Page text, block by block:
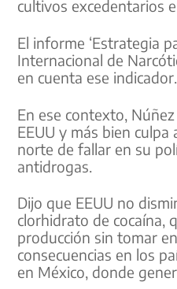
cultivos excedentarios
El informe ‘Estrategia
Internacional de
en cuenta ese indicador.
En ese contexto,
EEUU y más bien
norte de fallar en su
antidrogas.
Dijo que EEUU no
clorhidrato de cocaína,
producción sin tomar
consecuencias en los
en México, donde